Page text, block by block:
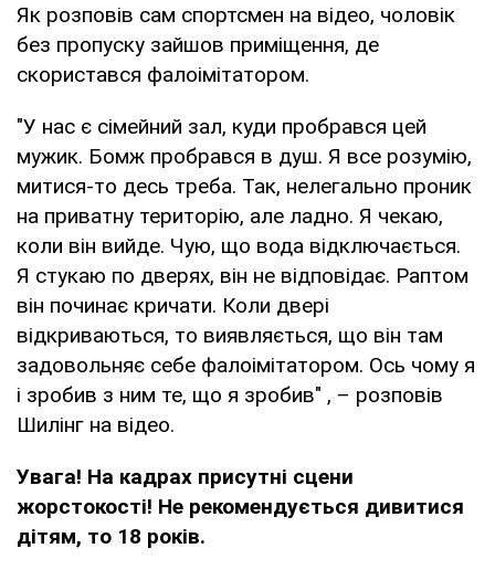
Як розповів сам спортсмен на відео, чоловік
без пропуску зайшов приміщення, де
скористався фалоімітатором.
"У нас є сімейний зал, куди пробрався цей
мужик. Бомж пробрався в душ. Я все розумію,
митися-то десь треба. Так, нелегально проник
на приватну територію, але ладно. Я чекаю,
коли він вийде. Чую, що вода відключається.
Я стукаю по дверях, він не відповідає. Раптом
він починає кричати. Коли двері
відкриваються, то виявляється, що він там
задовольняє себе фалоімітатором. Ось чому я
і зробив з ним те, що я зробив" , – розповів
Шилінг на відео.
Увага! На кадрах присутні сцени
жорстокості! Не рекомендується дивитися
дітям, то 18 років.